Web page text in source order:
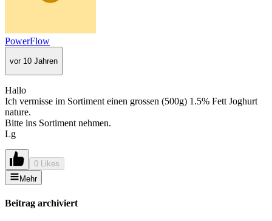
PowerFlow
vor 10 Jahren
Hallo
Ich vermisse im Sortiment einen grossen (500g) 1.5% Fett Joghurt
nature.
Bitte ins Sortiment nehmen.
Lg
0 Likes
Mehr
Beitrag archiviert